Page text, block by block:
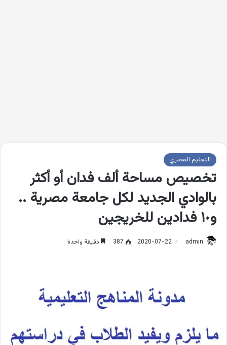
التعليم المصري
تخصيص مساحة ألف فدان أو أكثر
بالوادي الجديد لكل جامعة مصرية ..
و١٠ فدادين للخريجين
admin
2020-07-22
387 دقيقة واحدة